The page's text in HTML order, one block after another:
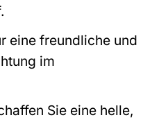
eine freundliche und
im
Sie eine helle,